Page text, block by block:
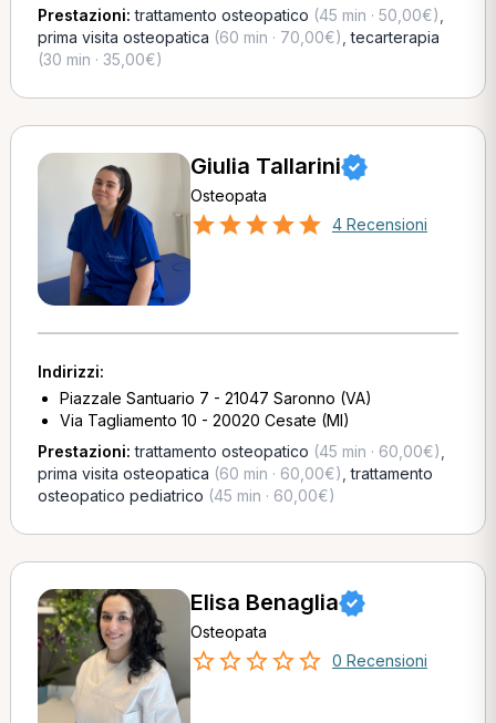
Prestazioni:trattamento osteopatico (45 min · 50,00€)
prima visita osteopatica (60 min · 70,00€) ,tecarterapia
(30 min · 35,00€)
Giulia Tallarini
Osteopata
4 Recensioni
Indirizzi:
Piazzale Santuario 7 - 21047 Saronno (VA)
Via Tagliamento 10 - 20020 Cesate (MI)
Prestazioni:trattamento osteopatico (45 min · 60,00€)
prima visita osteopatica (60 min · 60,00€) ,trattamento
osteopatico pediatrico (45 min · 60,00€)
Elisa Benaglia
Osteopata
0 Recensioni